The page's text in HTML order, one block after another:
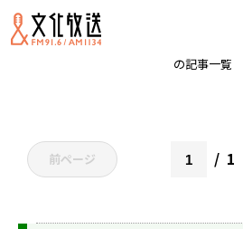
の記事一覧
前ページ 1